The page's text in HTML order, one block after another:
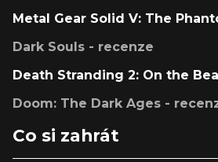
Metal Gear Solid V: The
Dark Souls - recenze
Death Stranding 2: On the
Doom: The Dark Ages -
Co si zahrát